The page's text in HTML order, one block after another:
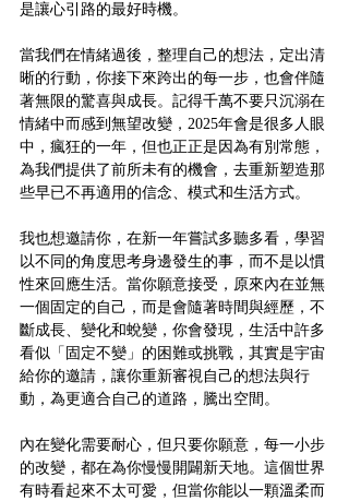
是讓心引路的最好時機。
當我們在情緒過後，整理自己的想法，定出清
晰的行動，你接下來跨出的每一步，也會伴隨
著無限的驚喜與成長。記得千萬不要只沉溺在
情緒中而感到無望改變，2025年會是很多人眼
中，瘋狂的一年，但也正正是因為有別常態，
為我們提供了前所未有的機會，去重新塑造那
些早已不再適用的信念、模式和生活方式。
我也想邀請你，在新一年嘗試多聽多看，學習
以不同的角度思考身邊發生的事，而不是以慣
性來回應生活。當你願意接受，原來內在並無
一個固定的自己，而是會隨著時間與經歷，不
斷成長、變化和蛻變，你會發現，生活中許多
看似「固定不變」的困難或挑戰，其實是宇宙
給你的邀請，讓你重新審視自己的想法與行
動，為更適合自己的道路，騰出空間。
內在變化需要耐心，但只要你願意，每一小步
的改變，都在為你慢慢開闢新天地。這個世界
有時看起來不太可愛，但當你能以一顆溫柔而